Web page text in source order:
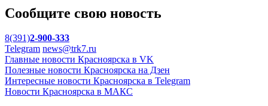
Сообщите свою новость
8(391)2-900-333
Telegram news@trk7.ru
Главные новости Красноярска в VK
Полезные новости Красноярска на Дзен
Интересные новости Красноярска в Telegram
Новости Красноярска в МАКС